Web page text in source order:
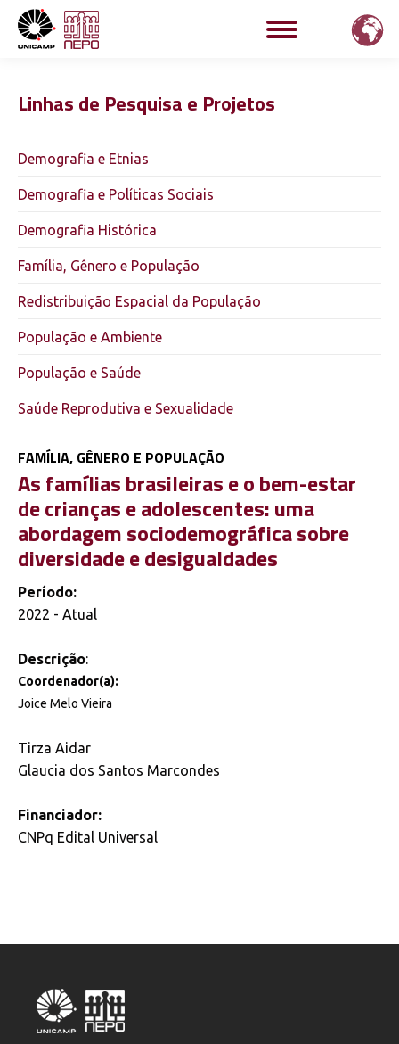
Linhas de Pesquisa e Projetos
Demografia e Etnias
Demografia e Políticas Sociais
Demografia Histórica
Família, Gênero e População
Redistribuição Espacial da População
População e Ambiente
População e Saúde
Saúde Reprodutiva e Sexualidade
FAMÍLIA, GÊNERO E POPULAÇÃO
As famílias brasileiras e o bem-estar
de crianças e adolescentes: uma
abordagem sociodemográfica sobre
diversidade e desigualdades
Período:
2022 - Atual
Descrição:
Coordenador(a):
Joice Melo Vieira
Tirza Aidar
Glaucia dos Santos Marcondes
Financiador:
CNPq Edital Universal